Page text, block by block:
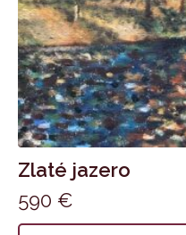
Zlaté jazero
590 €